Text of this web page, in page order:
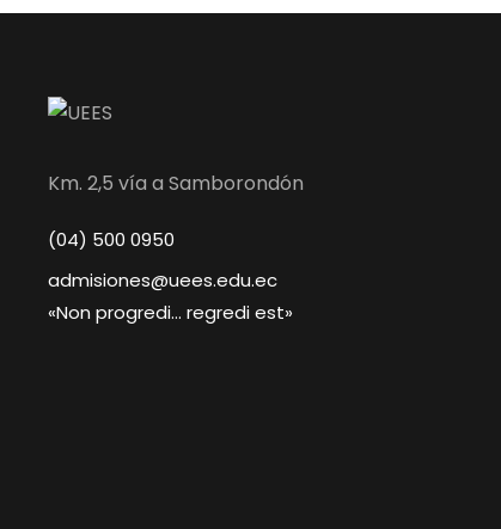
Km. 2,5 vía a Samborondón
(04) 500 0950
admisiones@uees.edu.ec
«Non progredi… regredi est»